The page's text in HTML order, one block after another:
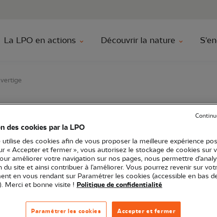
Aller à la
La LPO en actions Découvrir la nature
depuis le balcon du
Occitanie Sortie nature 12 - Aveyron 48 - Lozère
des cookies par la LPO
utilise des cookies afin de vous proposer la meilleure expérience
« Accepter et fermer », vous autorisez le stockage de cookies sur
améliorer votre navigation sur nos pages, nous permettre
du site et ainsi contribuer à l’améliorer. Vous pourrez revenir sur
en vous rendant sur Paramétrer les cookies (accessible en bas
Merci et bonne visite ! Politique de confidentialité
Accepter et fermer
Paramétrer les cookies